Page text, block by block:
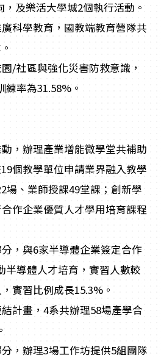
及樂活大學城2個執行活動。
科學教育，國教端教育營隊共
/社區與強化災害防救意識，
率為31.58%。
，辦理產業增能微學堂共補助
個教學單位申請業界融入教學
場、業師授課49堂課；創新學
作企業優質人才學用培育課程
，與6家半導體企業簽定合作
半導體人才培育，實習人數較
實習比例成長15.3%。
計畫，4系共辦理58場產學合
，辦理3場工作坊提供5組團隊